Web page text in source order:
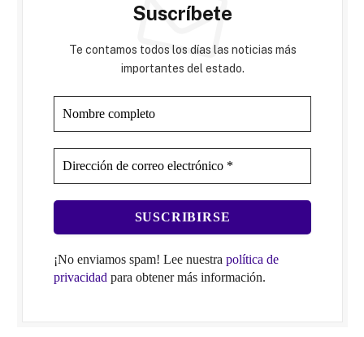
Suscríbete
Te contamos todos los días las noticias más
importantes del estado.
¡No enviamos spam! Lee nuestra política de
privacidad para obtener más información.